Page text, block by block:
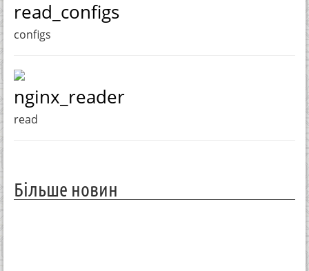
read_configs
configs
nginx_reader
read
Більше новин